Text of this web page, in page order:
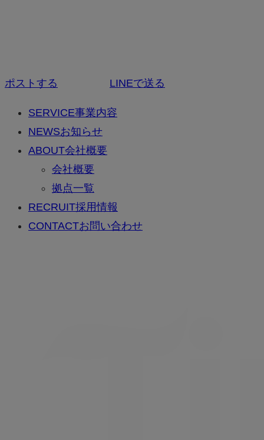
ポストする LINEで送る
SERVICE事業内容
NEWSお知らせ
ABOUT会社概要
会社概要
拠点一覧
RECRUIT採用情報
CONTACTお問い合わせ